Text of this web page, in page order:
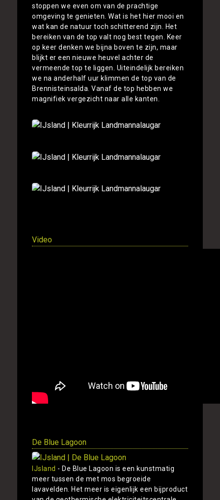
stoppen we even om van de prachtige
omgeving te genieten. Wat is het hier mooi en
wat kan de natuur toch schitterend zijn. Het
bereiken van de top valt nog best tegen. Keer
op keer denken we bijna boven te zijn, maar
blijkt er een nieuwe heuvel achter de
vermeende top te liggen. Uiteindelijk bereiken
we na anderhalf uur klimmen de top van de
Brennisteinsalda. Vanaf de top hebben we
magnifiek vergezicht naar alle kanten.
Video
De Blue Lagoon
IJsland - De Blue Lagoon is een kunstmatig
meer tussen de met mos begroeide
lavavelden. Het meer is eigenlijk een bijproduct